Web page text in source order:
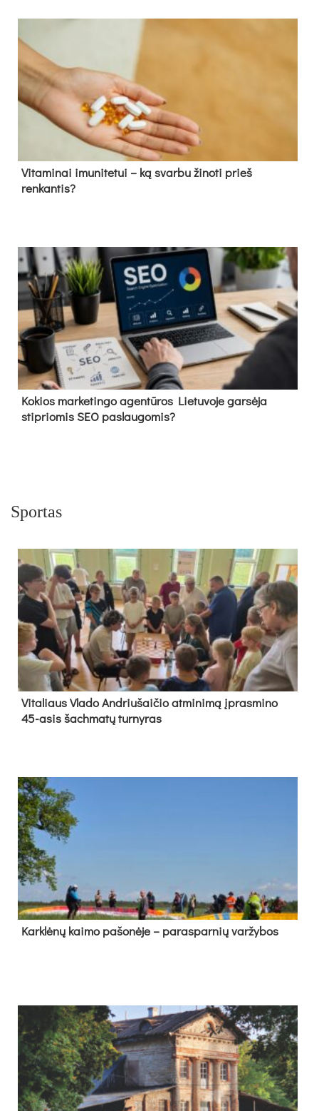
Vitaminai imunitetui – ką svarbu žinoti prieš
renkantis?
Kokios marketingo agentūros Lietuvoje garsėja
stipriomis SEO paslaugomis?
Sportas
Vi­ta­liaus Vla­do And­riu­šai­čio at­mi­ni­mą įpras­mi­no
45-asis šach­ma­tų tur­ny­ras
Kark­lė­nų kai­mo pa­šo­nė­je – pa­ras­par­nių var­žy­bos